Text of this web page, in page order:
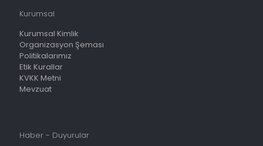
Kurumsal
Kurumsal Kimlik
Organizasyon Şeması
Politikalarımız
Etik Kurallar
KVKK Metni
Mevzuat
Haber - Duyurular